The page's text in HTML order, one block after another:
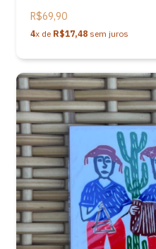
R$69,90
4x de R$17,48 sem juros